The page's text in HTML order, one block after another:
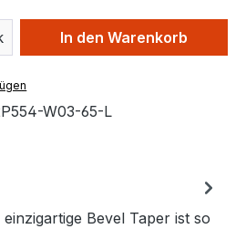
Gib den
In den Warenkorb
W03-65-L
Bevel Taper ist so